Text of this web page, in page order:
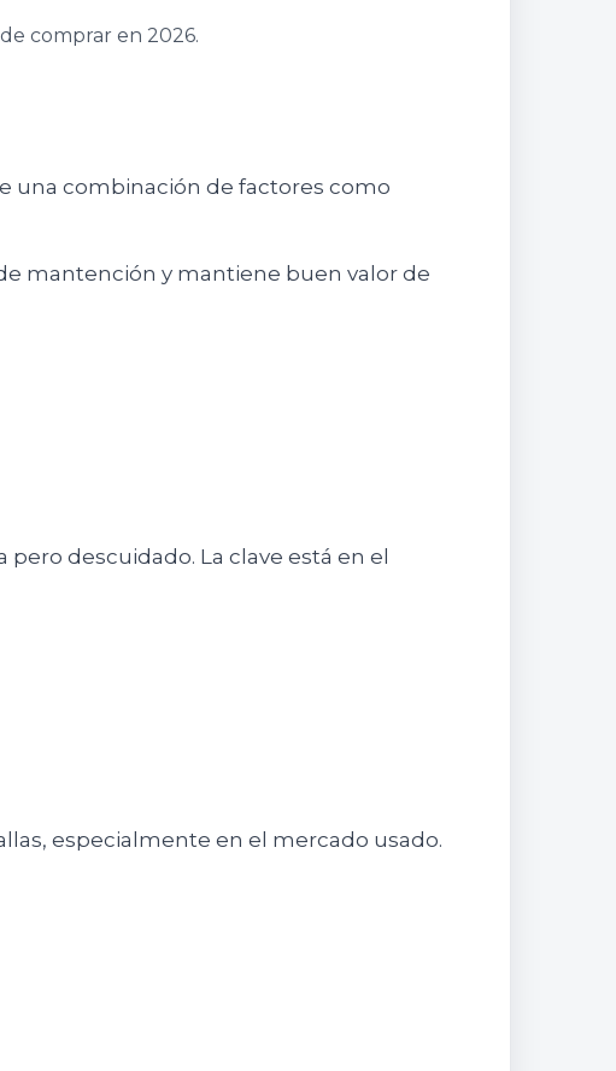
comprar en 2026.
una combinación de factores como
mantención y mantiene buen valor de
descuidado. La clave está en el
especialmente en el mercado usado.